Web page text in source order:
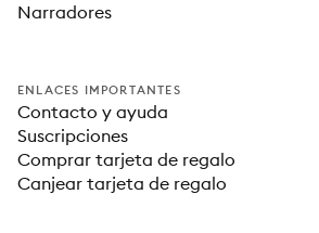
Narradores
ENLACES IMPORTANTES
Contacto y ayuda
Suscripciones
Comprar tarjeta de regalo
Canjear tarjeta de regalo